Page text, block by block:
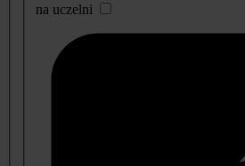
na uczelni